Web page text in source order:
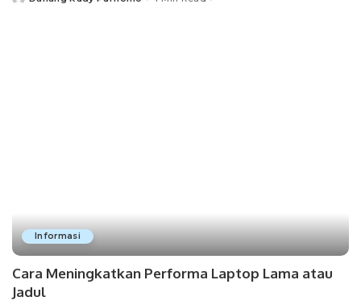
Informasi
Cara Meningkatkan Performa Laptop Lama atau
Jadul